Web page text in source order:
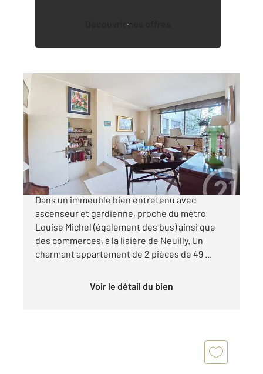
Découvrir nos offres
LEVALLOIS PERRET 92
2, 2 pièces
Ref : 3179
Appartement F2 à vendre
395 000 €
DEUX PIECES PROCHE NEUILLY ET METRO
Dans un immeuble bien entretenu avec
ascenseur et gardienne, proche du métro
Louise Michel (également des bus) ainsi que
des commerces, à la lisière de Neuilly. Un
charmant appartement de 2 pièces de 49 ...
Voir le détail du bien